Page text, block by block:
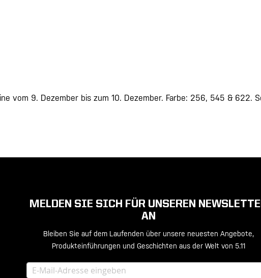
vom 9. Dezember bis zum 10. Dezember. Farbe: 256, 545 & 622.
MELDEN SIE SICH FÜR UNSEREN
AN
Bleiben Sie auf dem Laufenden über unsere neuesten Angebote,
Produkteinführungen und Geschichten aus der Welt von 5.11